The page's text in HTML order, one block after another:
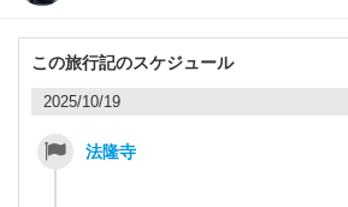
この旅行記のスケジュール
2025/10/19
法隆寺